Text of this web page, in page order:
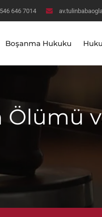
646 7014
Boşanma Hukuku
Ölümü